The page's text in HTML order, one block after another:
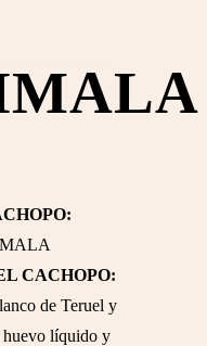
CACHOPO:
de Teruel y
huevo líquido y